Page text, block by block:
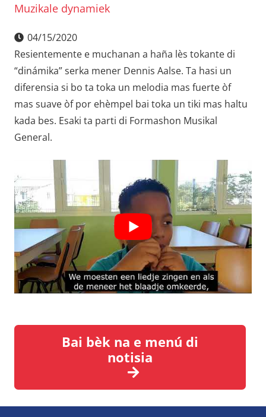
Muzikale dynamiek
04/15/2020
Resientemente e muchanan a haña lès tokante di
“dinámika” serka mener Dennis Aalse. Ta hasi un
diferensia si bo ta toka un melodia mas fuerte òf
mas suave òf por ehèmpel bai toka un tiki mas haltu
kada bes. Esaki ta parti di Formashon Musikal
General.
Bai bèk na e menú di
notisia